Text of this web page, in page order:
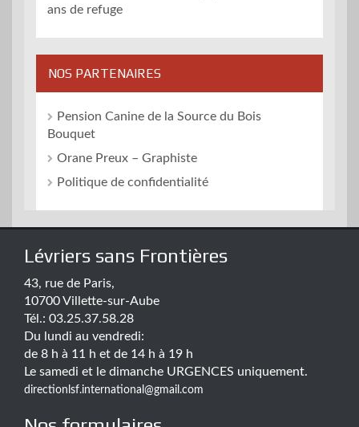
ans de refuge
NOS PARTENAIRES
Pension Canine de la Source du Bois
Bouquet
Orane Preux – Graphiste
Politique de confidentialité
Lévriers sans Frontières
43, rue de Paris,
10700 Villette-sur-Aube
Tél.: 03.25.37.58.28
Du lundi au vendredi:
de 8 h à 11 h et de 14 h à 19 h
Le samedi et le dimanche URGENCES uniquement.
directionlsf.international@gmail.com